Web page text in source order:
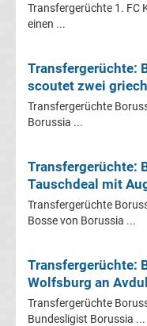
Borussia
Transfergerüchte
Transfergerüchte
Transfergerüchte 1. FC
einen ...
Transfergerüchte:
scoutet zwei
Transfergerüchte
Borussia ...
Transfergerüchte:
Tauschdeal mit
Transfergerüchte
Bosse von Borussia ...
Transfergerüchte:
Wolfsburg an
Transfergerüchte
Bundesligist Borussia ...